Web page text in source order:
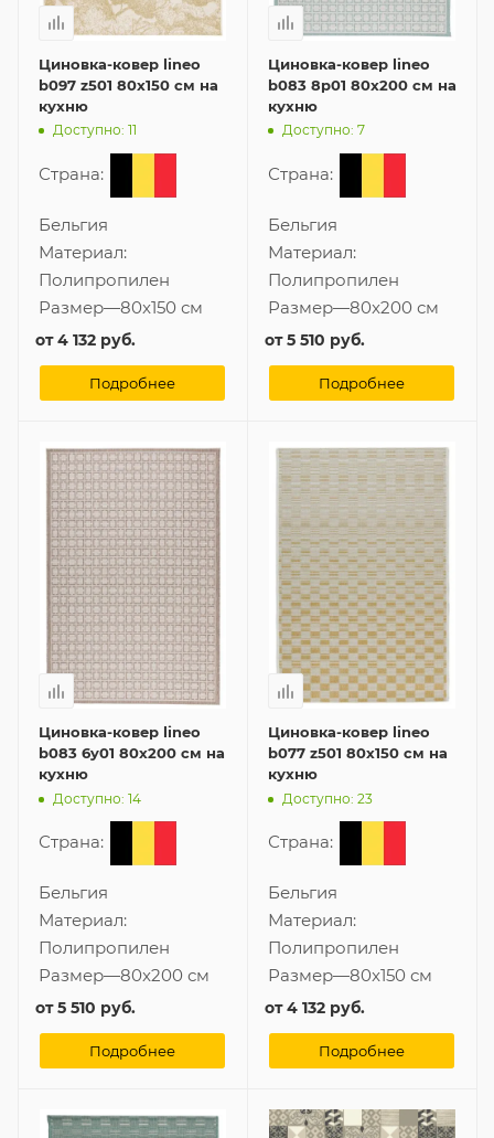
Циновка-ковер lineo
b097 z501 80x150 см на
кухню
Доступно: 11
Страна:
Бельгия
Материал:
Полипропилен
Размер—80x150 см
от4 132 руб.
Подробнее
Циновка-ковер lineo
b083 8p01 80x200 см на
кухню
Доступно: 7
Страна:
Бельгия
Материал:
Полипропилен
Размер—80x200 см
от5 510 руб.
Подробнее
Циновка-ковер lineo
b083 6y01 80x200 см на
кухню
Доступно: 14
Страна:
Бельгия
Материал:
Полипропилен
Размер—80x200 см
от5 510 руб.
Подробнее
Циновка-ковер lineo
b077 z501 80x150 см на
кухню
Доступно: 23
Страна:
Бельгия
Материал:
Полипропилен
Размер—80x150 см
от4 132 руб.
Подробнее